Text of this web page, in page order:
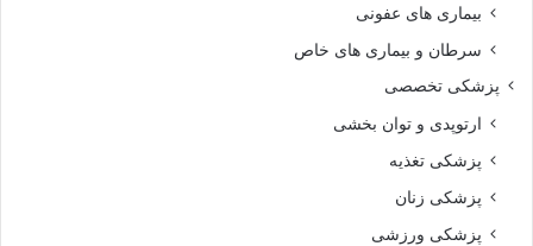
بیماری های عفونی
سرطان و بیماری های خاص
پزشکی تخصصی
ارتوپدی و توان بخشی
پزشکی تغذیه
پزشکی زنان
پزشکی ورزشی